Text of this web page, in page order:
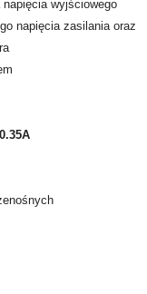
wyjściowego
napięcia zasilania oraz
0.35A